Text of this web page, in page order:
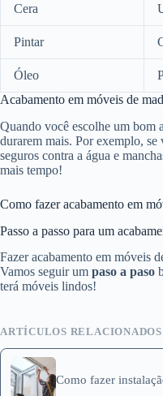
Cera
Pintar
Óleo
Acabamento em móveis de
Quando você escolhe um bom
durarem mais. Por exemplo, se
seguros contra a água e
mais tempo!
Como fazer acabamento em
Passo a passo para um
Fazer acabamento em móveis
Vamos seguir um paso a paso
terá móveis lindos!
ARTÍCULOS RELACIONADOS
Como fazer